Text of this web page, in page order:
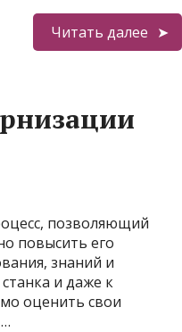
Читать далее
позволяющий
повысить его
знаний и
и даже к
оценить свои